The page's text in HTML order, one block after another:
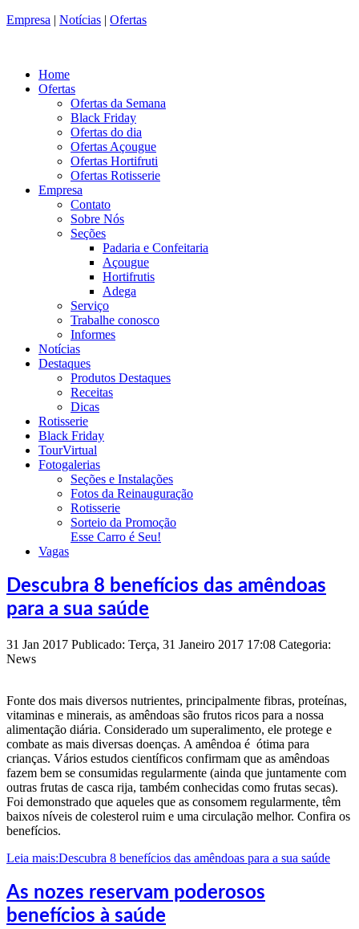
Empresa | Notícias | Ofertas
Home
Ofertas
Ofertas da Semana
Black Friday
Ofertas do dia
Ofertas Açougue
Ofertas Hortifruti
Ofertas Rotisserie
Empresa
Contato
Sobre Nós
Seções
Padaria e Confeitaria
Açougue
Hortifrutis
Adega
Serviço
Trabalhe conosco
Informes
Notícias
Destaques
Produtos Destaques
Receitas
Dicas
Rotisserie
Black Friday
TourVirtual
Fotogalerias
Seções e Instalações
Fotos da Reinauguração
Rotisserie
Sorteio da Promoção
Esse Carro é Seu!
Vagas
Descubra 8 benefícios das amêndoas
para a sua saúde
31 Jan 2017 Publicado: Terça, 31 Janeiro 2017 17:08 Categoria:
News
Fonte dos mais diversos nutrientes, principalmente fibras, proteínas,
vitaminas e minerais, as amêndoas são frutos ricos para a nossa
alimentação diária. Considerado um superalimento, ele protege e
combate as mais diversas doenças. A amêndoa é ótima para
crianças. Vários estudos científicos confirmam que as amêndoas
fazem bem se consumidas regularmente (ainda que juntamente com
outras frutas de casca rija, também conhecidas como frutas secas).
Foi demonstrado que aqueles que as consomem regularmente, têm
baixos níveis de colesterol ruim e uma circulação melhor. Confira os
benefícios.
Leia mais:Descubra 8 benefícios das amêndoas para a sua saúde
As nozes reservam poderosos
benefícios à saúde